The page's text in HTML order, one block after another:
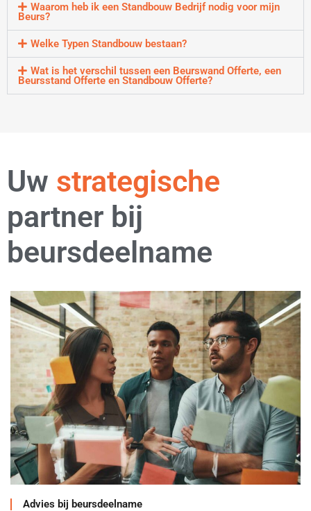
Waarom heb ik een Standbouw Bedrijf nodig voor mijn
Beurs?
Welke Typen Standbouw bestaan?
Wat is het verschil tussen een Beurswand Offerte, een
Beursstand Offerte en Standbouw Offerte?
Uw flexibele
partner bij
beursdeelname
Advies bij beursdeelname